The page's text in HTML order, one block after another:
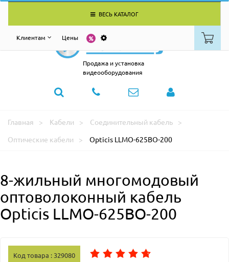
ВЕСЬ КАТАЛОГ
Клиентам Цены
Продажа и установка
видеооборудования
Главная Кабели
Соединительный кабель
Оптические кабели
Opticis LLMO-625BO-200
8-жильный многомодовый
оптоволоконный кабель
Opticis LLMO-625BO-200
Код товара : 329080